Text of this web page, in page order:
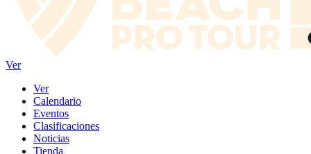
Ver
Ver
Calendario
Eventos
Clasificaciones
Noticias
Tienda